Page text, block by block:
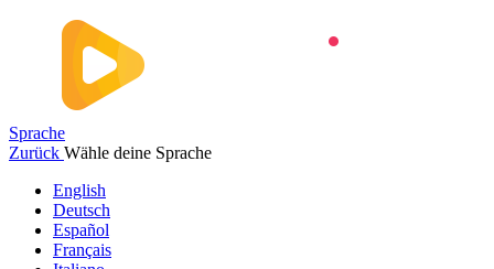
Sprache
Zurück Wähle deine Sprache
English
Deutsch
Español
Français